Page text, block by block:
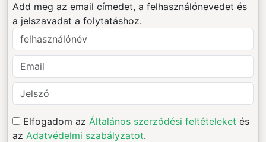
Add meg az email címedet, a felhasználónevedet és
a jelszavadat a folytatáshoz.
Elfogadom az Általános szerződési feltételeket és
az Adatvédelmi szabályzatot.